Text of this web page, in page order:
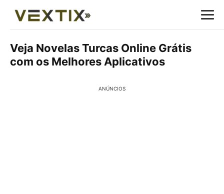
Veja Novelas Turcas Online Grátis
com os Melhores Aplicativos
ANÚNCIOS